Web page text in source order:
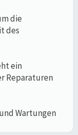
die
des
ein
Reparaturen
Wartungen